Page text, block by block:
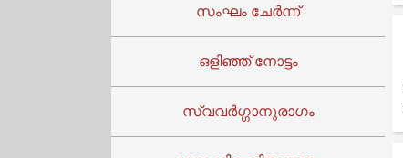
സംഘം ചേർന്ന്
ഒളിഞ്ഞ് നോട്ടം
സ്വവർഗ്ഗാനുരാഗം